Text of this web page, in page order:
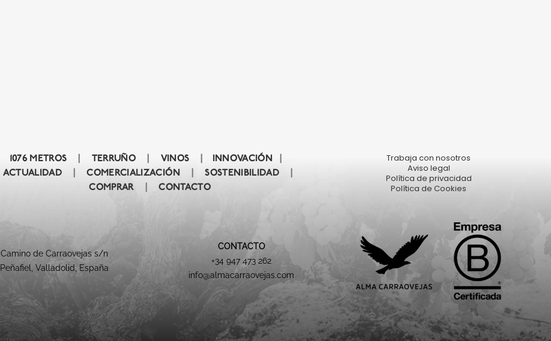
1076 METROS TERRUÑO VINOS INNOVACIÓN
ACTUALIDAD
COMERCIALIZACIÓN SOSTENIBILIDAD
COMPRAR
CONTACTO
Trabaja con nosotros
Aviso legal
Política de privacidad
Política de Cookies
Camino de Carraovejas s/n
Peñafiel, Valladolid, España
CONTACTO
+34 947 473 262
info@almacarraovejas.com